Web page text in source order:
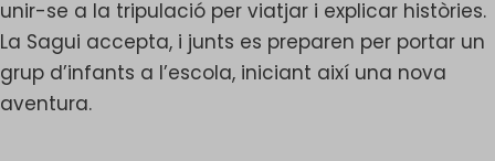
unir-se a la tripulació per viatjar i explicar històries.
La Sagui accepta, i junts es preparen per portar un
grup d’infants a l’escola, iniciant així una nova
aventura.